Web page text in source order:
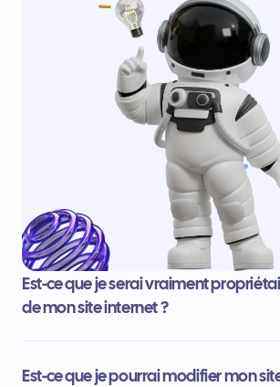
Est-ce que je serai vraiment
de mon site internet ?
Est-ce que je pourrai modifier mon